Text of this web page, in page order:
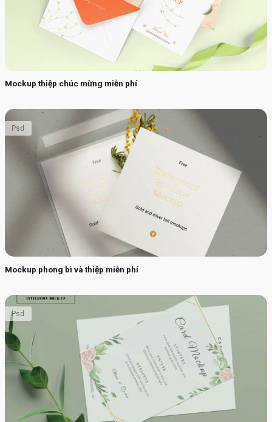
Mockup thiệp chúc mừng miễn phí
Mockup phong bì và thiệp miễn phí
Psd
Psd